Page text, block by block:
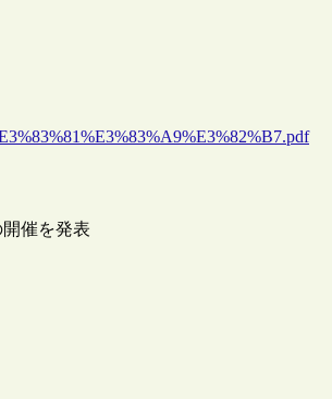
催を発表